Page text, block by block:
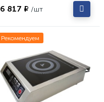
6 817 ₽ /шт
Рекомендуем